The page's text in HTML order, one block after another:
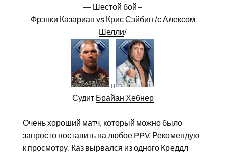
— Шестой бой –
Фрэнки Казариан vs Крис Сэйбин /сАлексом
Шелли/
п
Судит Брайан Хебнер
Очень хороший матч, который можно было
запросто поставить на любое PPV. Рекомендую
к просмотру. Каз вырвался из одного Креддл